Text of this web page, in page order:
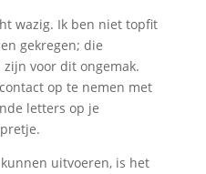
wazig. Ik ben niet topfit
gekregen; die
voor dit ongemak.
op te nemen met
letters op je
uitvoeren, is het